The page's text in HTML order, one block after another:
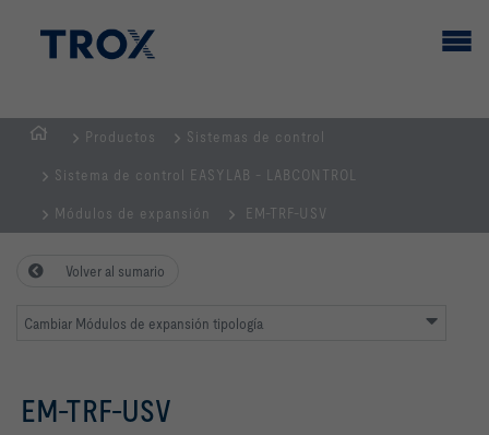
PRINCIPAL
Productos Sistemas de control
Sistema de control EASYLAB - LABCONTROL
Módulos de expansión EM-TRF-USV
Volver al sumario
Cambiar Módulos de expansión tipología
EM-TRF-USV